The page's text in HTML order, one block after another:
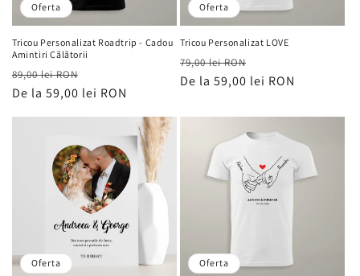
Oferta
Tricou Personalizat Roadtrip - Cadou
Amintiri Călătorii
Preț
obișnuit
89,00 lei RON
de
De la 59,00 lei RON
Oferta
Tricou Personalizat LOVE
Preț
obișnuit
79,00 lei RON
de
De la 59,00 lei RON
Oferta Oferta